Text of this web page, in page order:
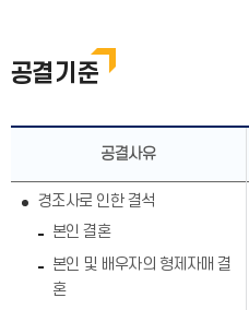
공결기준
공결사유
경조사로 인한 결석
본인 결혼
본인 및 배우자의 형제자매 결
혼